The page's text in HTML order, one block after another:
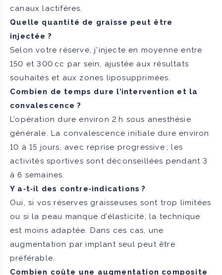
canaux lactifères.
Quelle quantité de graisse peut être
injectée ?
Selon votre réserve, j’injecte en moyenne entre
150 et 300 cc par sein, ajustée aux résultats
souhaités et aux zones liposupprimées.
Combien de temps dure l’intervention et la
convalescence ?
L’opération dure environ 2 h sous anesthésie
générale. La convalescence initiale dure environ
10 à 15 jours, avec reprise progressive ; les
activités sportives sont déconseillées pendant 3
à 6 semaines.
Y a‑t‑il des contre‑indications ?
Oui, si vos réserves graisseuses sont trop limitées
ou si la peau manque d’élasticité, la technique
est moins adaptée. Dans ces cas, une
augmentation par implant seul peut être
préférable.
Combien coûte une augmentation composite